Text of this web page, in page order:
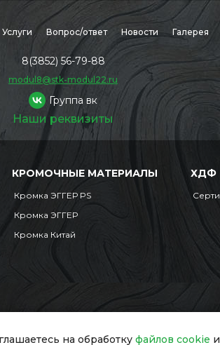
Услуги Вопрос/ответ Новости Галерея
8(3852) 56-79-88
modul8@stk-modul22.ru
Группа вк
Наши реквизиты
КРОМОЧНЫЕ МАТЕРИАЛЫ
Кромка ЭГГЕР PS
Кромка ЭГГЕР
Кромка Китай
ХДФ
Мобильная версия
на обработку файлов cookie и